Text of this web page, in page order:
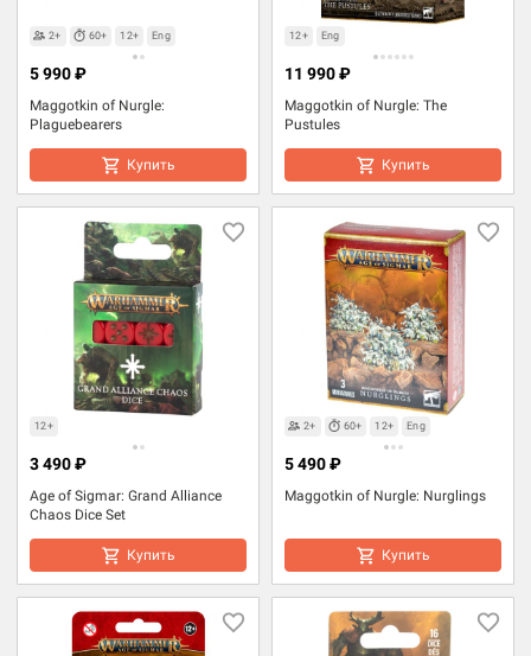
2+ 60+ 12+ Eng
Maggotkin of Nurgle:
Plaguebearers
5 990 ₽
Купить
12+ Eng
Maggotkin of Nurgle: The
Pustules
11 990 ₽
Купить
12+
Age of Sigmar: Grand Alliance
Chaos Dice Set
3 490 ₽
Купить
2+ 60+ 12+ Eng
Maggotkin of Nurgle: Nurglings
5 490 ₽
Купить